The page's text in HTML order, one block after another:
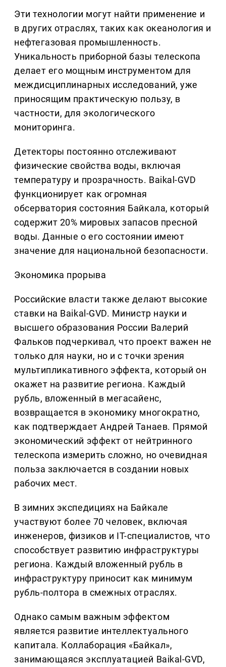
Эти технологии могут найти применение и
в других отраслях, таких как океанология и
нефтегазовая промышленность.
Уникальность приборной базы телескопа
делает его мощным инструментом для
междисциплинарных исследований, уже
приносящим практическую пользу, в
частности, для экологического
мониторинга.
Детекторы постоянно отслеживают
физические свойства воды, включая
температуру и прозрачность. Baikal-GVD
функционирует как огромная
обсерватория состояния Байкала, который
содержит 20% мировых запасов пресной
воды. Данные о его состоянии имеют
значение для национальной безопасности.
Экономика прорыва
Российские власти также делают высокие
ставки на Baikal-GVD. Министр науки и
высшего образования России Валерий
Фальков подчеркивал, что проект важен не
только для науки, но и с точки зрения
мультипликативного эффекта, который он
окажет на развитие региона. Каждый
рубль, вложенный в мегасайенс,
возвращается в экономику многократно,
как подтверждает Андрей Танаев. Прямой
экономический эффект от нейтринного
телескопа измерить сложно, но очевидная
польза заключается в создании новых
рабочих мест.
В зимних экспедициях на Байкале
участвуют более 70 человек, включая
инженеров, физиков и IT-специалистов, что
способствует развитию инфраструктуры
региона. Каждый вложенный рубль в
инфраструктуру приносит как минимум
рубль-полтора в смежных отраслях.
Однако самым важным эффектом
является развитие интеллектуального
капитала. Коллаборация «Байкал»,
занимающаяся эксплуатацией Baikal-GVD,